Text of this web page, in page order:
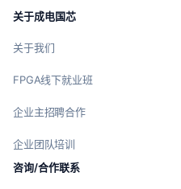
关于成电国芯
关于我们
FPGA线下就业班
企业主招聘合作
企业团队培训
咨询/合作联系